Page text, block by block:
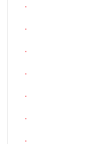
.
.
.
.
.
.
.